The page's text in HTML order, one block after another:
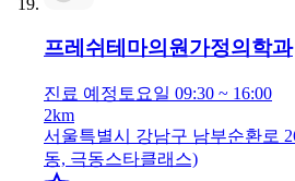
프레쉬테마의원가정의학과
진료 예정 토요일 09:30 ~ 16:00
2km
서울특별시 강남구 남부순환로
동, 극동스타클래스)